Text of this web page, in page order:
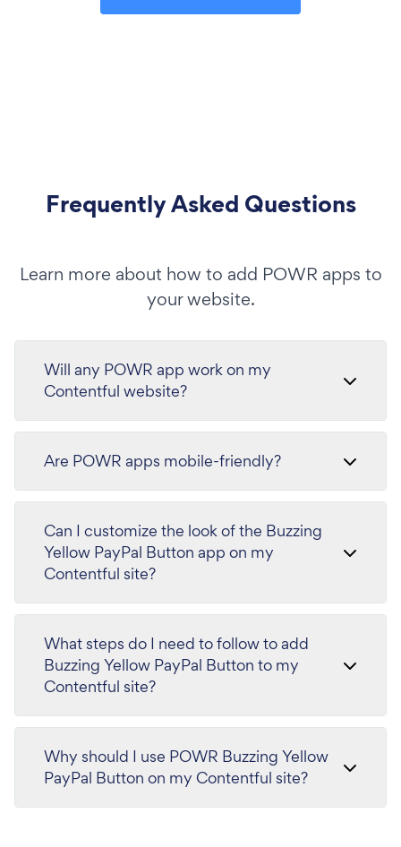
Frequently Asked Questions
Learn more about how to add POWR apps to
your website.
Will any POWR app work on my
Contentful website?
Are POWR apps mobile-friendly?
Can I customize the look of the Buzzing
Yellow PayPal Button app on my
Contentful site?
What steps do I need to follow to add
Buzzing Yellow PayPal Button to my
Contentful site?
Why should I use POWR Buzzing Yellow
PayPal Button on my Contentful site?